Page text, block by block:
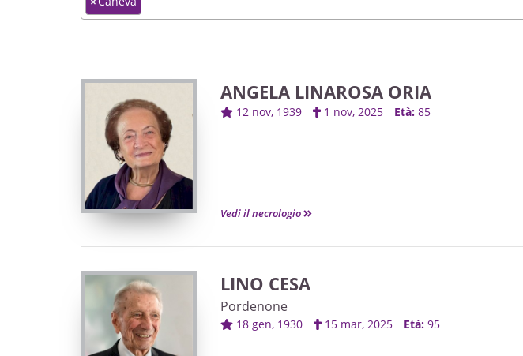
ANGELA LINAROSA ORIA
12 nov, 1939 1 nov, 2025 Età: 85
Vedi il necrologio
LINO CESA
Pordenone
18 gen, 1930 15 mar, 2025 Età: 95